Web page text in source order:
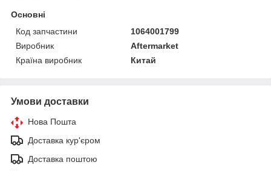
Основні
Код запчастини
1064001799
Виробник
Aftermarket
Країна виробник
Китай
Умови доставки
Нова Пошта
Доставка кур'єром
Доставка поштою